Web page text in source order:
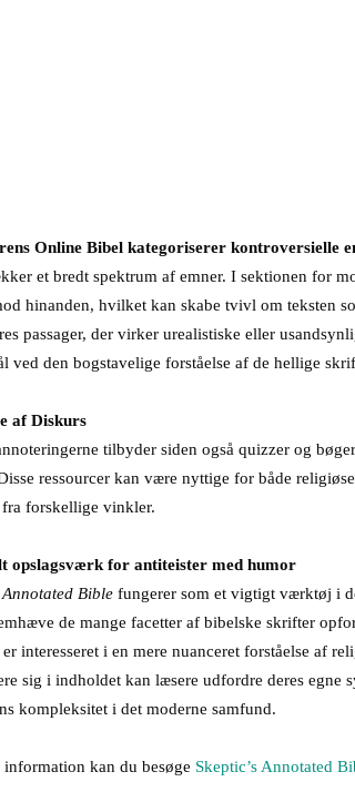
Online Bibel kategoriserer kontroversielle
et bredt spektrum af emner. I sektionen for
hinanden, hvilket kan skabe tvivl om teksten
passager, der virker urealistiske eller
ved den bogstavelige forståelse af de hellige
af Diskurs
tilbyder siden også quizzer og
ressourcer kan være nyttige for både
fra forskellige vinkler.
opslagsværk for antiteister med humor
Annotated Bible fungerer som et vigtigt værktøj i
de mange facetter af bibelske skrifter
interesseret i en mere nuanceret forståelse af
sig i indholdet kan læsere udfordre deres
kompleksitet i det moderne samfund.
information kan du besøge Skeptic’s Annotated